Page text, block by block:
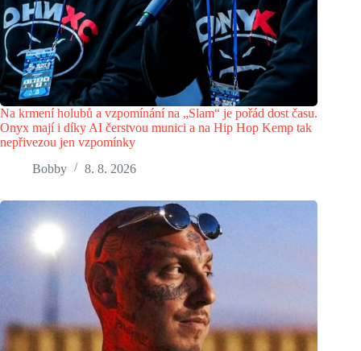
Na krmení holubů a vzpomínání na „Slam“ je pořád dost času.
Onyx mají i díky AI čerstvou munici a na Hip Hop Kemp tak
nepřivezou jen vzpomínky
Bobby
8. 8. 2026